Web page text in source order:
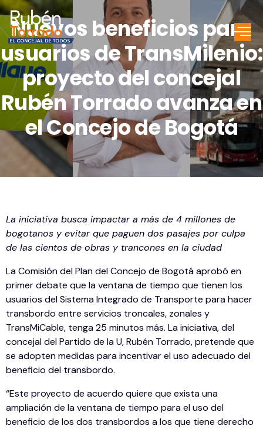
Nuevos beneficios para
usuarios de TransMilenio:
proyecto del concejal
Rubén Torrado avanza en
el Concejo de Bogotá
La iniciativa busca impactar a más de 4 millones de
bogotanos y evitar que paguen dos pasajes por culpa
de las cientos de obras y trancones en la ciudad
La Comisión del Plan del Concejo de Bogotá aprobó en
primer debate que la ventana de tiempo que tienen los
usuarios del Sistema Integrado de Transporte para hacer
transbordo entre servicios troncales, zonales y
TransMiCable, tenga 25 minutos más. La iniciativa, del
concejal del Partido de la U, Rubén Torrado, pretende que
se adopten medidas para incentivar el uso adecuado del
beneficio del transbordo.
“Este proyecto de acuerdo quiere que exista una
ampliación de la ventana de tiempo para el uso del
beneficio de los dos transbordos a los que tiene derecho